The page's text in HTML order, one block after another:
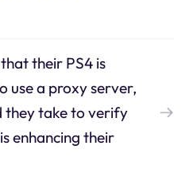
their PS4 is
use a proxy server,
they take to verify
enhancing their